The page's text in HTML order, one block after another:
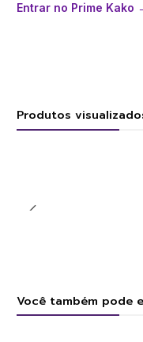
Entrar no Prime Kako
Produtos
Você também pode